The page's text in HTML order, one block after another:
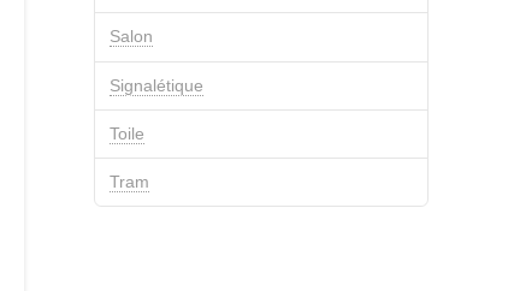
Salon
Signalétique
Toile
Tram